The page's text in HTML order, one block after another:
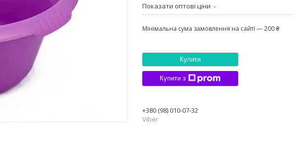
Показати оптові ціни
Мінімальна сума замовлення на сайті — 200 ₴
Купити
Купити з
+380 (98) 010-07-32
Viber